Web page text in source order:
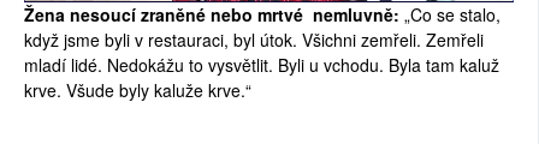
Žena nesoucí zraněné nebo mrtvé nemluvně: „Co se stalo,
když jsme byli v restauraci, byl útok. Všichni zemřeli. Zemřeli
mladí lidé. Nedokážu to vysvětlit. Byli u vchodu. Byla tam kaluž
krve. Všude byly kaluže krve.“